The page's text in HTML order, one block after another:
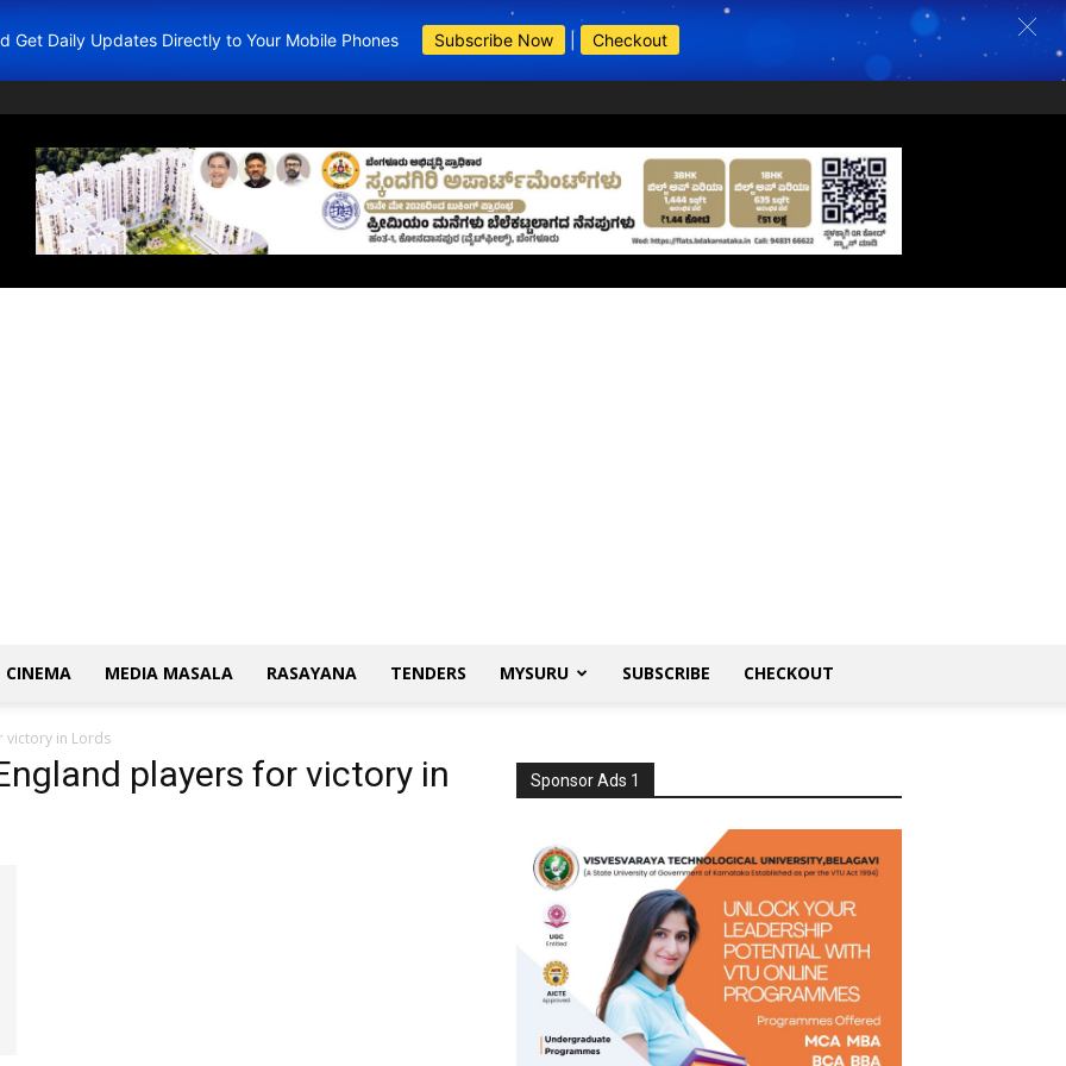
Get Daily Updates Directly to Your Mobile Phones Subscribe Now Checkout
BDA Apartments
CINEMA MEDIA MASALA RASAYANA TENDERS MYSURU SUBSCRIBE CHECKOUT
victory in Lords
players for victory in Sponsor Ads 1